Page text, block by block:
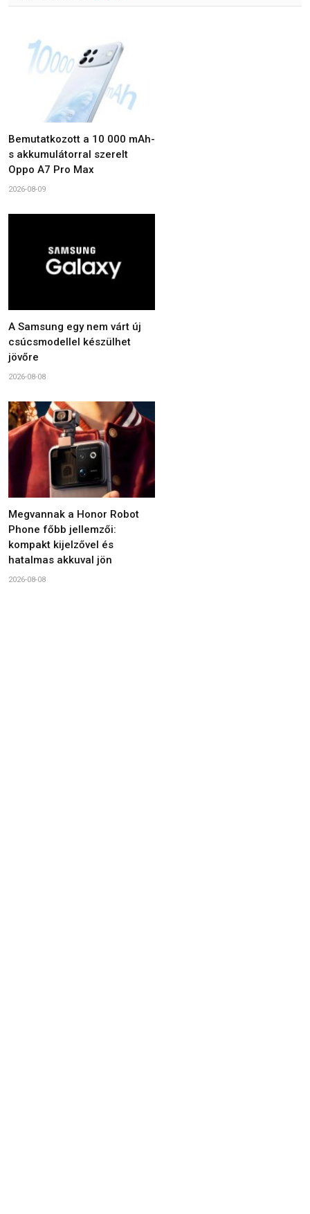
Bemutatkozott a 10 000 mAh-
s akkumulátorral szerelt
Oppo A7 Pro Max
2026-08-09
A Samsung egy nem várt új
csúcsmodellel készülhet
jövőre
2026-08-08
Megvannak a Honor Robot
Phone főbb jellemzői:
kompakt kijelzővel és
hatalmas akkuval jön
2026-08-08